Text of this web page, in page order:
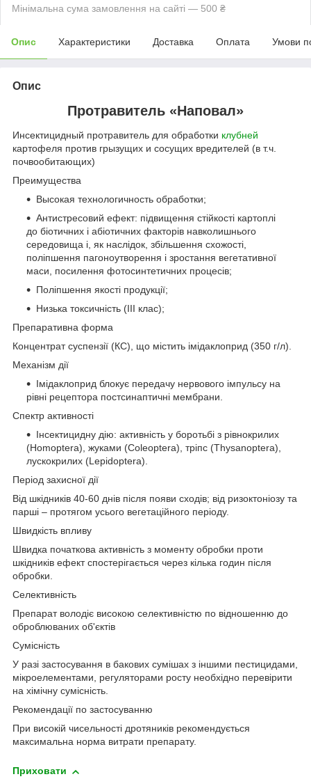
Мінімальна сума замовлення на сайті — 500 ₴
Опис Характеристики Доставка Оплата Умови
Опис
Протравитель «Наповал»
Инсектицидный протравитель для обработки клубней
картофеля против грызущих и сосущих вредителей (в т.ч.
почвообитающих)
Преимущества
Высокая технологичность обработки;
Антистресовий ефект: підвищення стійкості картоплі
до біотичних і абіотичних факторів навколишнього
середовища і, як наслідок, збільшення схожості,
поліпшення пагоноутворення і зростання вегетативної
маси, посилення фотосинтетичних процесів;
Поліпшення якості продукції;
Низька токсичність (III клас);
Препаративна форма
Концентрат суспензії (КС), що містить імідаклоприд (350 г/л).
Механізм дії
Імідаклоприд блокує передачу нервового імпульсу на
рівні рецептора постсинаптичні мембрани.
Спектр активності
Інсектицидну дію: активність у боротьбі з рівнокрилих
(Homoptera), жуками (Coleoptera), тріпс (Thysanoptera),
лускокрилих (Lepidoptera).
Період захисної дії
Від шкідників 40-60 днів після появи сходів; від ризоктоніозу та
парші – протягом усього вегетаційного періоду.
Швидкість впливу
Швидка початкова активність з моменту обробки проти
шкідників ефект спостерігається через кілька годин після
обробки.
Селективність
Препарат володіє високою селективністю по відношенню до
оброблюваних об'єктів
Сумісність
У разі застосування в бакових сумішах з іншими пестицидами,
мікроелементами, регуляторами росту необхідно перевірити
на хімічну сумісність.
Рекомендації по застосуванню
При високій чисельності дротяників рекомендується
максимальна норма витрати препарату.
Приховати